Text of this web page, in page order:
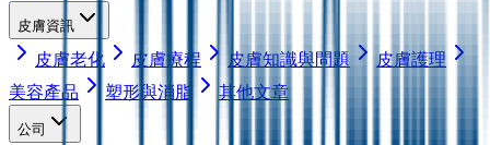
皮膚資訊
皮膚老化 皮膚療程 皮膚知識與問題
皮膚護理
美容產品
塑形與消脂 其他文章
公司